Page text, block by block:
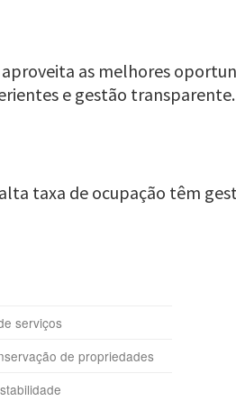
as melhores
e gestão transparente.
taxa de ocupação têm
serviços
de propriedades